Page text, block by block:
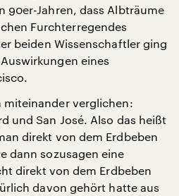
90er-Jahren, dass Albträume
Furchterregendes
beiden Wissenschaftler ging
eines
miteinander verglichen:
und San José. Also das heißt
direkt von dem Erdbeben
dann sozusagen eine
direkt von dem Erdbeben
davon gehört hatte aus